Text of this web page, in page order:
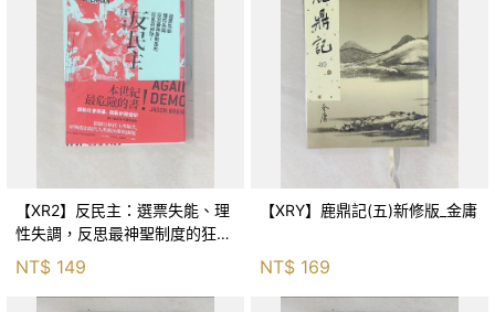
【XR2】反民主：選票失能、理
性失調，反思最神聖制度的狂亂
NT$ 149
【XRY】鹿鼎記(五)新修版_金庸
NT$ 169